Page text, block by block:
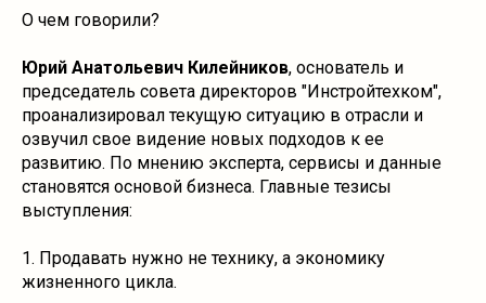
О чем говорили?
Юрий Анатольевич Килейников, основатель и
председатель совета директоров "Инстройтехком",
проанализировал текущую ситуацию в отрасли и
озвучил свое видение новых подходов к ее
развитию. По мнению эксперта, сервисы и данные
становятся основой бизнеса. Главные тезисы
выступления:
1. Продавать нужно не технику, а экономику
жизненного цикла.